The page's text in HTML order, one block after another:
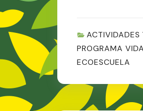
ACTIVIDADES
PROGRAMA
ECOESCUELA